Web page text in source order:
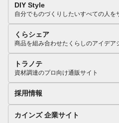
DIY Style
自分でものづくりしたいすべての人を
くらシェア
商品を組み合わせたくらしのアイデア
トラノテ
資材調達のプロ向け通販サイト
採用情報
カインズ 企業サイト